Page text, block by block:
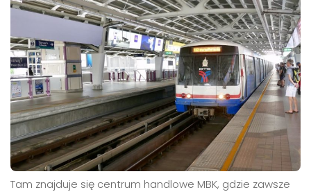
Tam znajduje się centrum handlowe MBK, gdzie zawsze